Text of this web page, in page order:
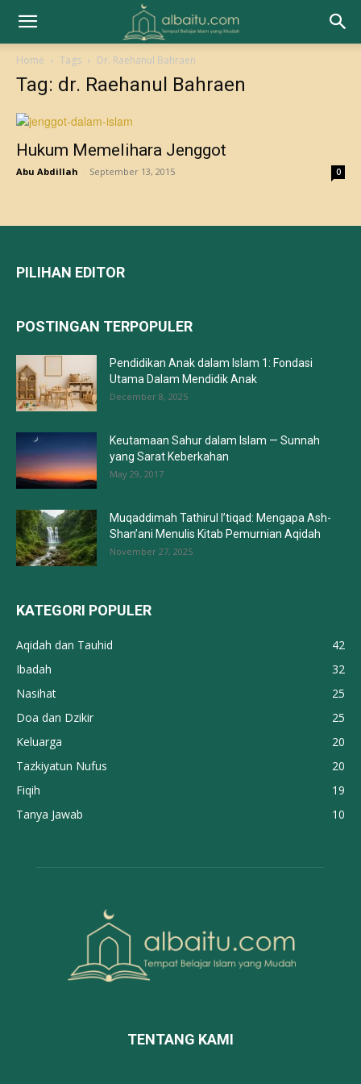
Home Tags Dr. Raehanul Bahraen
Tag: dr. Raehanul Bahraen
Hukum Memelihara Jenggot
Abu Abdillah - September 13, 2015 0
PILIHAN EDITOR
POSTINGAN TERPOPULER
Pendidikan Anak dalam Islam 1: Fondasi
Utama Dalam Mendidik Anak
December 8, 2025
Keutamaan Sahur dalam Islam — Sunnah
yang Sarat Keberkahan
May 29, 2017
Muqaddimah Tathirul I’tiqad: Mengapa Ash-
Shan’ani Menulis Kitab Pemurnian Aqidah
November 27, 2025
KATEGORI POPULER
Aqidah dan Tauhid
42
Ibadah
32
Nasihat
25
Doa dan Dzikir
25
Keluarga
20
Tazkiyatun Nufus
20
Fiqih
19
Tanya Jawab
10
TENTANG KAMI